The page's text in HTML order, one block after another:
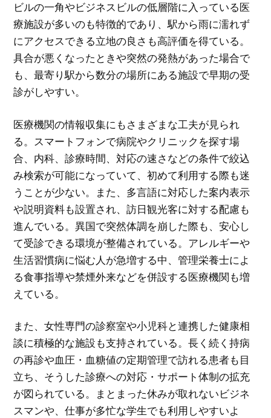
ビルの一角やビジネスビルの低層階に入っている医
療施設が多いのも特徴的であり、駅から雨に濡れず
にアクセスできる立地の良さも高評価を得ている。
具合が悪くなったときや突然の発熱があった場合で
も、最寄り駅から数分の場所にある施設で早期の受
診がしやすい。
医療機関の情報収集にもさまざまな工夫が見られ
る。スマートフォンで病院やクリニックを探す場
合、内科、診療時間、対応の速さなどの条件で絞込
み検索が可能になっていて、初めて利用する際も迷
うことが少ない。また、多言語に対応した案内表示
や説明資料も設置され、訪日観光客に対する配慮も
進んでいる。異国で突然体調を崩した際も、安心し
て受診できる環境が整備されている。アレルギーや
生活習慣病に悩む人が急増する中、管理栄養士によ
る食事指導や禁煙外来などを併設する医療機関も増
えている。
また、女性専門の診察室や小児科と連携した健康相
談に積極的な施設も支持されている。長く続く持病
の再診や血圧・血糖値の定期管理で訪れる患者も目
立ち、そうした診療への対応・サポート体制の拡充
が図られている。まとまった休みが取れないビジネ
スマンや、仕事が多忙な学生でも利用しやすいよ